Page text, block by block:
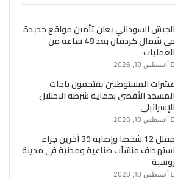
الجيش السوداني يعلن تأمين مواقع جديدة
في شمال كردفان بعد 48 ساعة من
العمليات
أغسطس 10, 2026
عشرات المستوطنين يقتحمون باحات
المسجد الأقصى بحماية شرطة الاحتلال
الإسرائيلى
أغسطس 10, 2026
مقتل 12 شخصا وإصابة 39 آخرين جراء
استهداف منشآت صناعية ومدنية فى مدينة
روسية
أغسطس 10, 2026